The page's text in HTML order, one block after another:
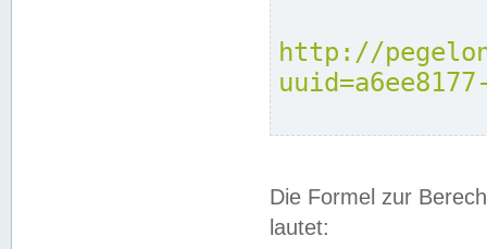
http://
Die Formel zur
lautet: